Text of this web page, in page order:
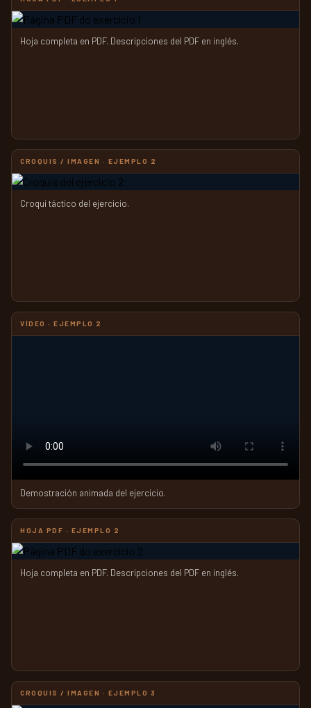
Hoja completa en PDF. Descripciones del PDF en inglés.
CROQUIS / IMAGEN · EJEMPLO 2
Croqui táctico del ejercicio.
VÍDEO · EJEMPLO 2
Demostración animada del ejercicio.
HOJA PDF · EJEMPLO 2
Hoja completa en PDF. Descripciones del PDF en inglés.
CROQUIS / IMAGEN · EJEMPLO 3